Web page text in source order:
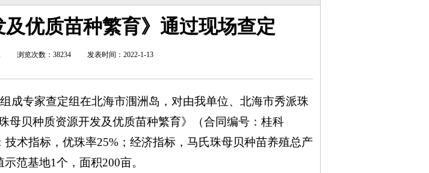
及优质苗种繁育》通过现场查定
浏览次数：38234 发表时间：2022-1-13
成专家查定组在北海市涠洲岛 ，对由我单位、北海市秀派珠
母贝种质资源开发及优质苗种繁育》（合同编号：桂科
技术指标，优珠率25%；经济指标，马氏珠母贝种苗养殖总产
范基地1个，面积200亩。